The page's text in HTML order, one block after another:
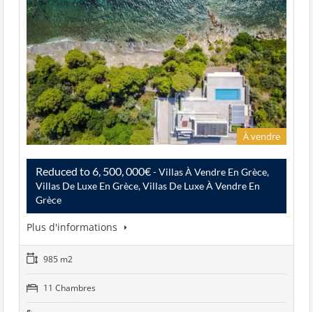
À vendre
Reduced to 6, 500, 000€- Villas À Vendre En Grèce,
Villas De Luxe En Grèce, Villas De Luxe À Vendre En
Grèce
Plus d'informations
985 m2
11 Chambres